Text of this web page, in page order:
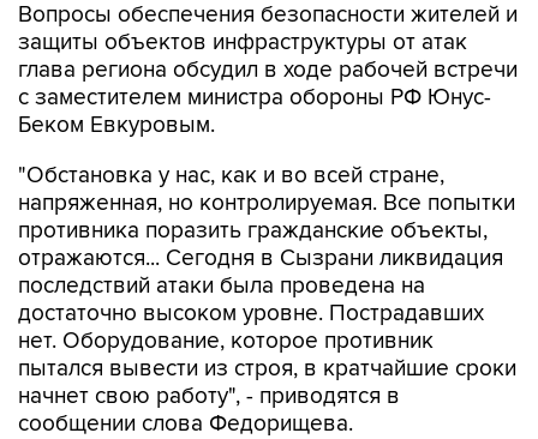
Вопросы обеспечения безопасности жителей и
защиты объектов инфраструктуры от атак
глава региона обсудил в ходе рабочей встречи
с заместителем министра обороны РФ Юнус-
Беком Евкуровым.
"Обстановка у нас, как и во всей стране,
напряженная, но контролируемая. Все попытки
противника поразить гражданские объекты,
отражаются... Сегодня в Сызрани ликвидация
последствий атаки была проведена на
достаточно высоком уровне. Пострадавших
нет. Оборудование, которое противник
пытался вывести из строя, в кратчайшие сроки
начнет свою работу", - приводятся в
сообщении слова Федорищева.